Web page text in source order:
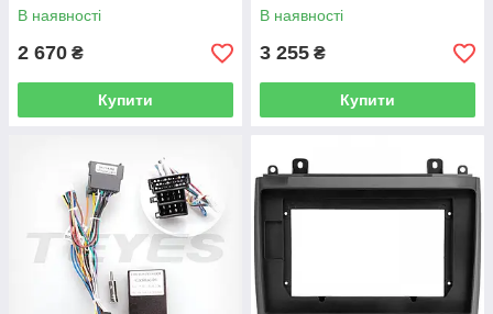
В наявності
2 670 ₴
Купити
В наявності
3 255 ₴
Купити